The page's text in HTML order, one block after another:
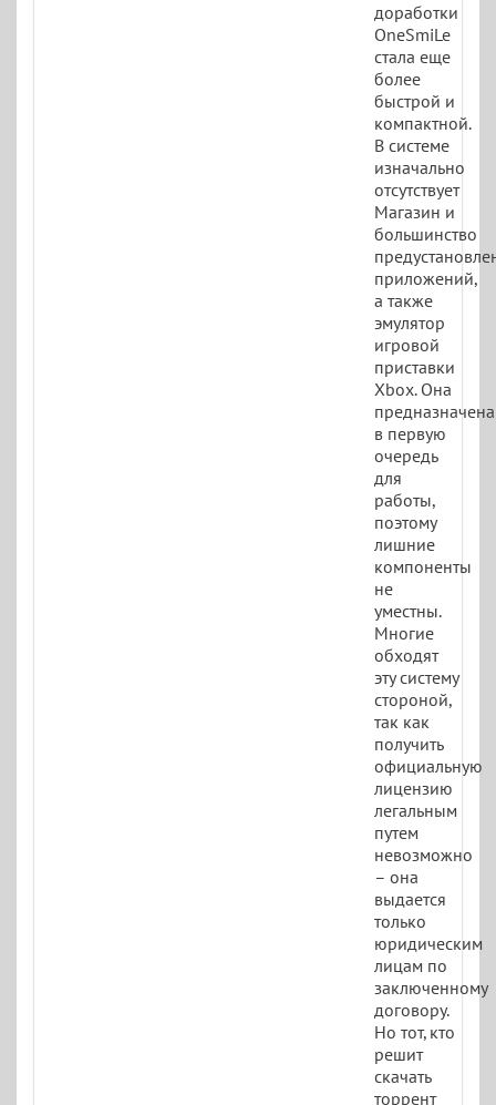
доработки
OneSmiLe
стала еще
более
быстрой и
компактной.
В системе
изначально
отсутствует
Магазин и
большинство
приложений,
а также
эмулятор
игровой
приставки
Xbox. Она
предназначена
в первую
очередь
для
работы,
поэтому
лишние
компоненты
не
уместны.
Многие
обходят
эту систему
стороной,
так как
получить
официальную
лицензию
легальным
путем
невозможно
– она
выдается
только
юридическим
лицам по
заключенному
договору.
Но тот, кто
решит
скачать
торрент